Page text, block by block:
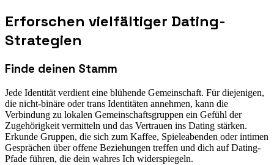
Erforschen vielfältiger Dating-
Strategien
Finde deinen Stamm
Jede Identität verdient eine blühende Gemeinschaft. Für diejenigen,
die nicht-binäre oder trans Identitäten annehmen, kann die
Verbindung zu lokalen Gemeinschaftsgruppen ein Gefühl der
Zugehörigkeit vermitteln und das Vertrauen ins Dating stärken.
Erkunde Gruppen, die sich zum Kaffee, Spieleabenden oder intimen
Gesprächen über offene Beziehungen treffen und dich auf Dating-
Pfade führen, die dein wahres Ich widerspiegeln.